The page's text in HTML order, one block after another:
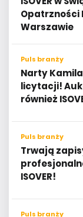
Opatrzności
Warszawie
Puls branży
Narty
licytacji!
również
Puls branży
Trwają
ISOVER!
Puls branży